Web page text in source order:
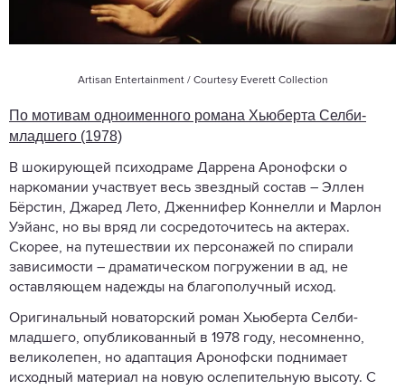
Artisan Entertainment / Courtesy Everett Collection
По мотивам одноименного романа Хьюберта Селби-
младшего (1978)
В шокирующей психодраме Даррена Аронофски о
наркомании участвует весь звездный состав – Эллен
Бёрстин, Джаред Лето, Дженнифер Коннелли и Марлон
Уэйанс, но вы вряд ли сосредоточитесь на актерах.
Скорее, на путешествии их персонажей по спирали
зависимости – драматическом погружении в ад, не
оставляющем надежды на благополучный исход.
Оригинальный новаторский роман Хьюберта Селби-
младшего, опубликованный в 1978 году, несомненно,
великолепен, но адаптация Аронофски поднимает
исходный материал на новую ослепительную высоту. С